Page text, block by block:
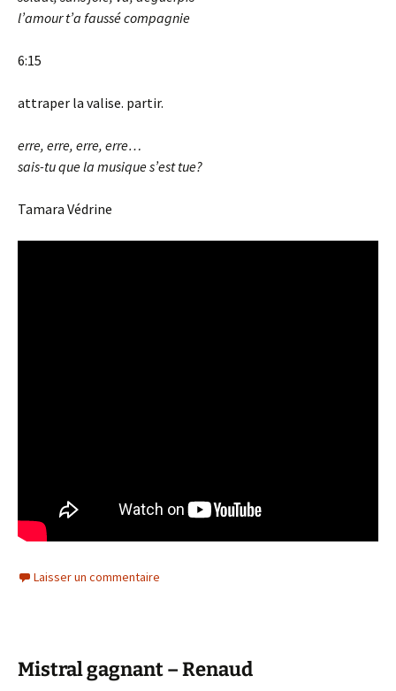
l’amour t’a faussé compagnie
6:15
attraper la valise. partir.
erre, erre, erre, erre…
sais-tu que la musique s’est tue?
Tamara Védrine
Laisser un commentaire
Mistral gagnant – Renaud